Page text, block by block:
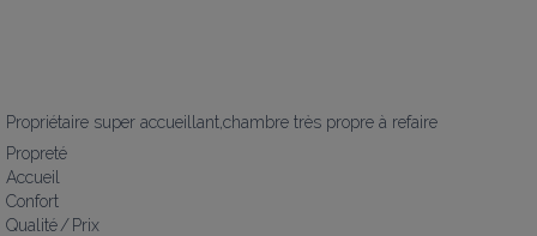
Propriétaire super accueillant,chambre très propre à refaire
Propreté
Accueil
Confort
Qualité / Prix